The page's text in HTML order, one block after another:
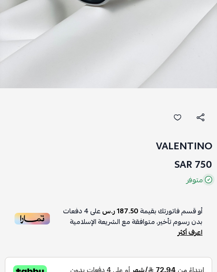
VALENTINO
750 SAR
متوفر
أو قسم فاتورتك بقيمة187.50 ر.س على4دفعات
بدون رسوم تأخير، متوافقة مع الشريعة الإسلامية
اعرف أكثر